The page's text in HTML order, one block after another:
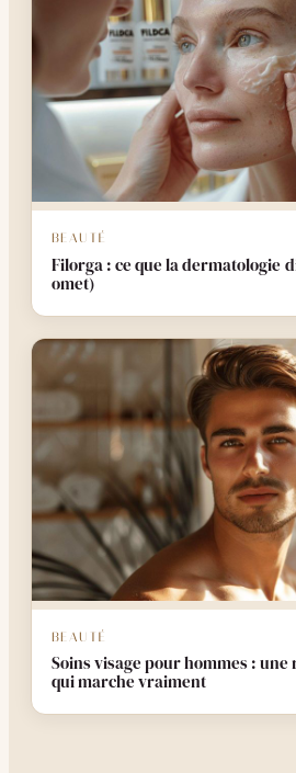
BEAUTÉ
Filorga : ce que la dermatologie
omet)
BEAUTÉ
Soins visage pour hommes :
qui marche vraiment